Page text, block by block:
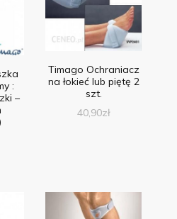
:
–
Timago Ochraniacz
na łokieć lub piętę 2
szt.
40,90zł